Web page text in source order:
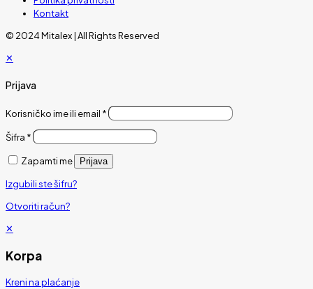
Kontakt
© 2024 Mitalex | All Rights Reserved
✕
Prijava
Korisničko ime ili email *
Šifra *
Zapamti me Prijava
Izgubili ste šifru?
Otvoriti račun?
✕
Korpa
Kreni na plaćanje